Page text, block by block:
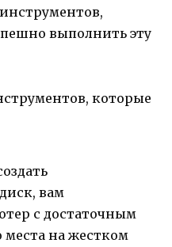
выполнить эту
которые
вам
с достаточным
места на жестком